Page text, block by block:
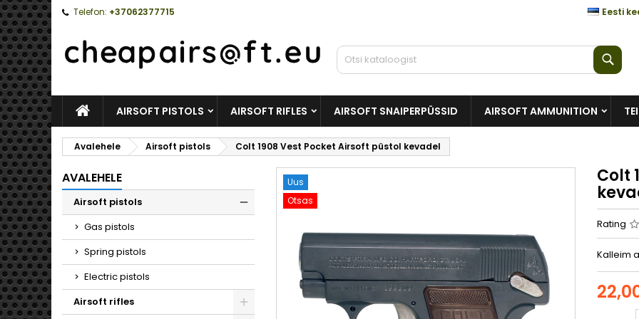
Telefon: +37062377715 Eesti
AVALEHELEAIRSOFT PISTOLS AIRSOFT RIFLES AIRSOFT SNAIPERPÜSSID AIRSOFT AMMUNITION
Avalehele Airsoft pistols Colt 1908 Vest Pocket Airsoft püstol kevadel
AVALEHELE
Airsoft pistols
Gas pistols
Spring pistols
Electric pistols
Airsoft rifles
Uus
Otsas
Colt
Rating
Kalleim